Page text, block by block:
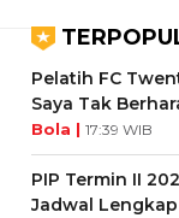
Pelatih FC
Saya Tak
Bola | 17:39 WIB
PIP Termin II
Jadwal